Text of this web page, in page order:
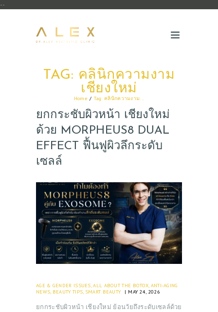
--
TAG: คลินิกความงาม
เชียงใหม่
Home Tag: คลินิกความงาม...
ยกกระชับผิวหน้า เชียงใหม่
ด้วย MORPHEUS8 DUAL
EFFECT ฟื้นฟูผิวลึกระดับ
เซลล์
AGE & GENDER ISSUES,ALL ABOUT THE BOTOX, ANTI-AGING
NEWS, BEAUTY TIPS, SMART BEAUTY MAY 24, 2026
ยกกระชับผิวหน้า เชียงใหม่ ย้อนวัยถึงระดับเซลล์ด้วย